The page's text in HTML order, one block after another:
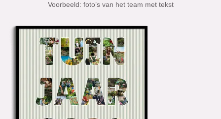
Voorbeeld: foto’s van het team met tekst